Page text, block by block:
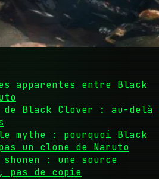
apparentes entre Black
Black Clover : au-delà
mythe : pourquoi Black
un clone de Naruto
: une source
de copie